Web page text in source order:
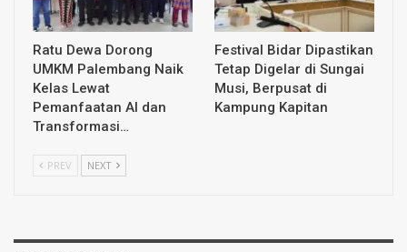
Ratu Dewa Dorong
UMKM Palembang Naik
Kelas Lewat
Pemanfaatan AI dan
Transformasi…
Festival Bidar Dipastikan
Tetap Digelar di Sungai
Musi, Berpusat di
Kampung Kapitan
PREV NEXT